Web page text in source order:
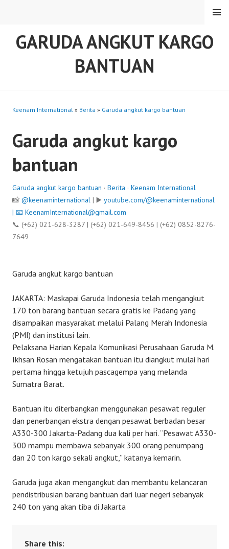
GARUDA ANGKUT KARGO
BANTUAN
MENU
Keenam International » Berita » Garuda angkut kargo bantuan
Garuda angkut kargo
bantuan
Garuda angkut kargo bantuan · Berita · Keenam International
📸 @keenaminternational | ▶️ youtube.com/@keenaminternational
| 📧 KeenamInternational@gmail.com
📞 (+62) 021-628-3287 | (+62) 021-649-8456 | (+62) 0852-8276-
7649
Garuda angkut kargo bantuan
JAKARTA: Maskapai Garuda Indonesia telah mengangkut
170 ton barang bantuan secara gratis ke Padang yang
disampaikan masyarakat melalui Palang Merah Indonesia
(PMI) dan institusi lain.
Pelaksana Harian Kepala Komunikasi Perusahaan Garuda M.
Ikhsan Rosan mengatakan bantuan itu diangkut mulai hari
pertama hingga ketujuh pascagempa yang melanda
Sumatra Barat.
Bantuan itu diterbangkan menggunakan pesawat reguler
dan penerbangan ekstra dengan pesawat berbadan besar
A330-300 Jakarta-Padang dua kali per hari. “Pesawat A330-
300 mampu membawa sebanyak 300 orang penumpang
dan 20 ton kargo sekali angkut,” katanya kemarin.
Garuda juga akan mengangkut dan membantu kelancaran
pendistribusian barang bantuan dari luar negeri sebanyak
240 ton yang akan tiba di Jakarta
Share this: